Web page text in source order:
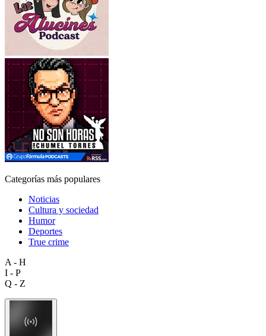
Categorías más populares
Noticias
Cultura y sociedad
Humor
Deportes
True crime
A - H
I - P
Q - Z